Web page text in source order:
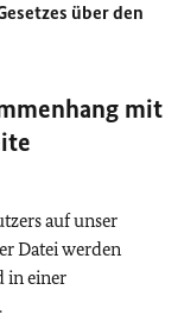
über den
mit
auf unser
Datei werden
in einer